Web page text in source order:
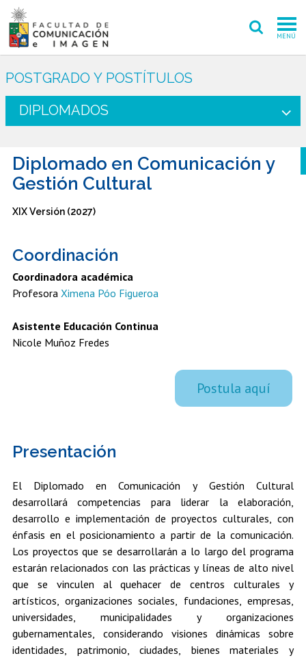
MENÚ
FACULTAD
INVESTIGACIÓN CREACIÓN
EXTENSIÓN
POSTGRADO Y POSTÍTULOS
DIPLOMADOS
Diplomado en Comunicación y
Gestión Cultural
XIX Versión (2027)
Coordinación
Coordinadora académica
Profesora Ximena Póo Figueroa
Asistente Educación Continua
Nicole Muñoz Fredes
Postula aquí
Presentación
El Diplomado en Comunicación y Gestión Cultural
desarrollará competencias para liderar la elaboración,
desarrollo e implementación de proyectos culturales, con
énfasis en el posicionamiento a partir de la comunicación.
Los proyectos que se desarrollarán a lo largo del programa
estarán relacionados con las prácticas y líneas de alto nivel
que se vinculen al quehacer de centros culturales y
artísticos, organizaciones sociales, fundaciones, empresas,
universidades, municipalidades y organizaciones
gubernamentales, considerando visiones dinámicas sobre
identidades, patrimonio, ciudades, bienes materiales y